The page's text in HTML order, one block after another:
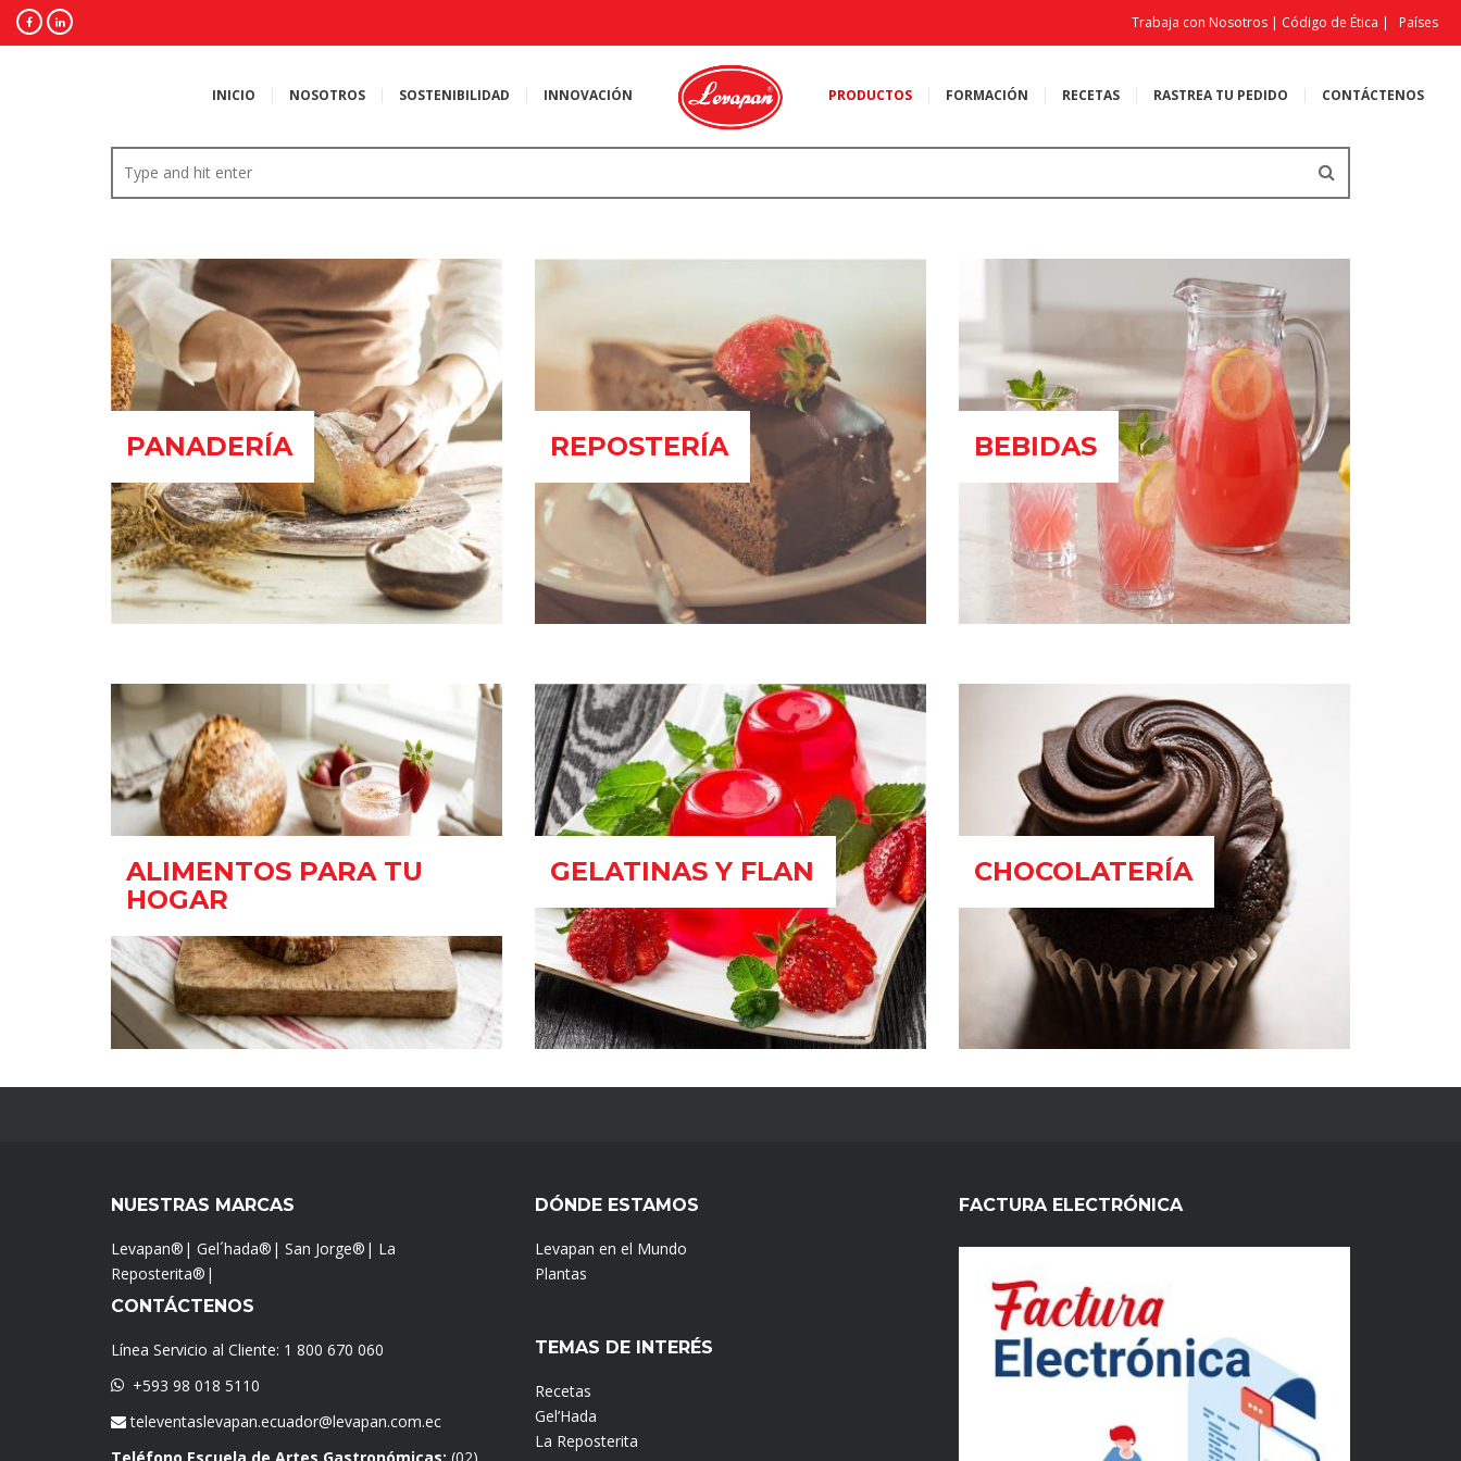
Trabaja con Nosotros | Código de Ética | Países
INICIO NOSOTROS SOSTENIBILIDAD INNOVACIÓN PRODUCTOS FORMACIÓN RECETAS RASTREA TU PEDIDO CONTÁCTENOS
PANADERÍA REPOSTERÍA BEBIDAS
ALIMENTOS PARA TU
HOGAR
GELATINAS Y FLAN CHOCOLATERÍA
NUESTRAS MARCAS
Levapan® | Gel´hada® | San Jorge® | La
Reposterita® |
CONTÁCTENOS
Línea Servicio al Cliente: 1 800 670 060
+593 98 018 5110
televentaslevapan.ecuador@levapan.com.ec
DÓNDE ESTAMOS
Levapan en el Mundo
Plantas
TEMAS DE INTERÉS
Recetas
Gel’Hada
La Reposterita
FACTURA ELECTRÓNICA